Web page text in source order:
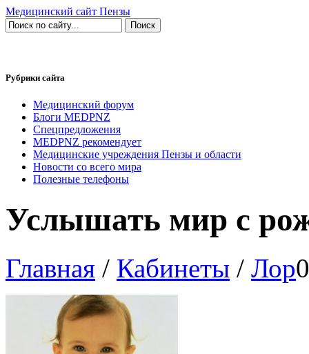
Медицинский сайт Пензы
Рубрики сайта
Медицинский форум
Блоги MEDPNZ
Спецпредложения
MEDPNZ рекомендует
Медицинские учреждения Пензы и области
Новости со всего мира
Полезные телефоны
Услышать мир с
Главная / Кабинеты / Лор